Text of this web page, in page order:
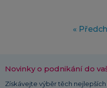
«
Novinky o podnikání do
Získávejte výběr těch